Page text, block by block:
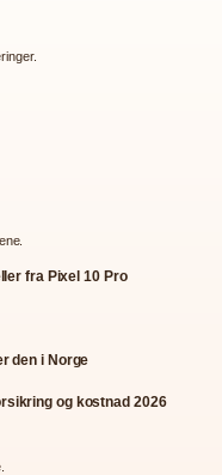
fra Pixel 10 Pro
den i Norge
og kostnad 2026